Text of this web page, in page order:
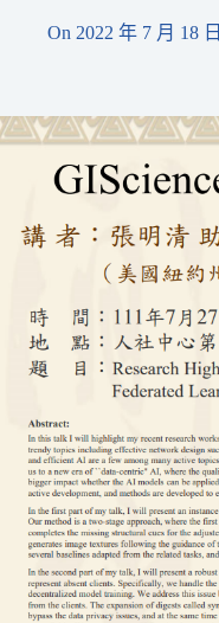
On 2022 年 7 月 18 日